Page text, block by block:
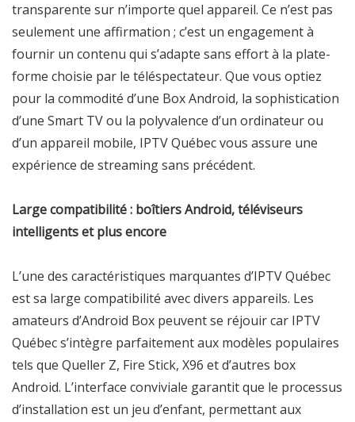
transparente sur n’importe quel appareil. Ce n’est pas
seulement une affirmation ; c’est un engagement à
fournir un contenu qui s’adapte sans effort à la plate-
forme choisie par le téléspectateur. Que vous optiez
pour la commodité d’une Box Android, la sophistication
d’une Smart TV ou la polyvalence d’un ordinateur ou
d’un appareil mobile, IPTV Québec vous assure une
expérience de streaming sans précédent.
Large compatibilité : boîtiers Android, téléviseurs
intelligents et plus encore
L’une des caractéristiques marquantes d’IPTV Québec
est sa large compatibilité avec divers appareils. Les
amateurs d’Android Box peuvent se réjouir car IPTV
Québec s’intègre parfaitement aux modèles populaires
tels que Queller Z, Fire Stick, X96 et d’autres box
Android. L’interface conviviale garantit que le processus
d’installation est un jeu d’enfant, permettant aux